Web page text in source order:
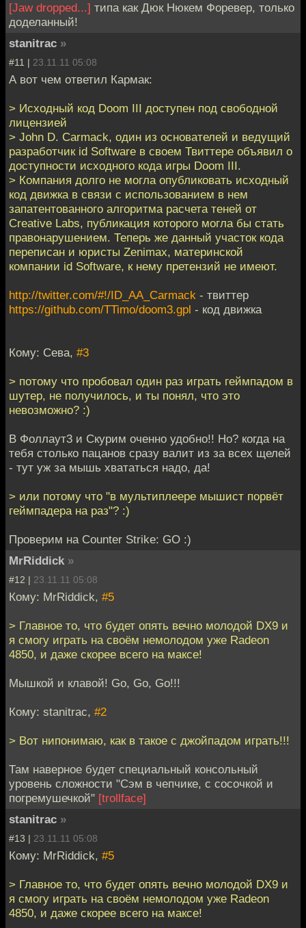
[Jaw dropped...] типа как Дюк Нюкем Форевер, только
доделанный!
stanitrac »
#11 | 23.11.11 05:08
А вот чем ответил Кармак:
> Исходный код Doom III доступен под свободной
лицензией
> John D. Carmack, один из основателей и ведущий
разработчик id Software в своем Твиттере объявил о
доступности исходного кода игры Doom III.
> Компания долго не могла опубликовать исходный
код движка в связи с использованием в нем
запатентованного алгоритма расчета теней от
Creative Labs, публикация которого могла бы стать
правонарушением. Теперь же данный участок кода
переписан и юристы Zenimax, материнской
компании id Software, к нему претензий не имеют.
http://twitter.com/#!/ID_AA_Carmack - твиттер
https://github.com/TTimo/doom3.gpl - код движка
Кому: Сева, #3
> потому что пробовал один раз играть геймпадом в
шутер, не получилось, и ты понял, что это
невозможно? :)
В Фоллаут3 и Скурим оченно удобно!! Но? когда на
тебя столько пацанов сразу валит из за всех щелей
- тут уж за мышь хвататься надо, да!
> или потому что "в мультиплеере мышист порвёт
геймпадера на раз"? :)
Проверим на Counter Strike: GO :)
MrRiddick »
#12 | 23.11.11 05:08
Кому: MrRiddick, #5
> Главное то, что будет опять вечно молодой DX9 и
я смогу играть на своём немолодом уже Radeon
4850, и даже скорее всего на максе!
Мышкой и клавой! Go, Go, Go!!!
Кому: stanitrac, #2
> Вот нипонимаю, как в такое с джойпадом играть!!!
Там наверное будет специальный консольный
уровень сложности "Сэм в чепчике, с сосочкой и
погремушечкой" [trollface]
stanitrac »
#13 | 23.11.11 05:08
Кому: MrRiddick, #5
> Главное то, что будет опять вечно молодой DX9 и
я смогу играть на своём немолодом уже Radeon
4850, и даже скорее всего на максе!